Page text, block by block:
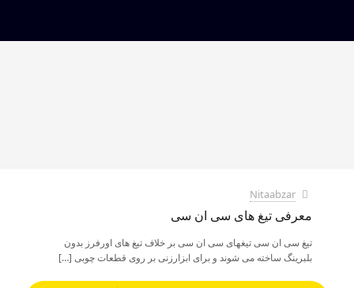
Nitaabzar
معرفی تیغ های سی ان سی
تیغ سی ان سی تیغهای سی ان سی بر خلاف تیغ های اورفرز بدون
بلبرینگ ساخته می شوند و برای ابزارزنی بر روی قطعات چوبی […]